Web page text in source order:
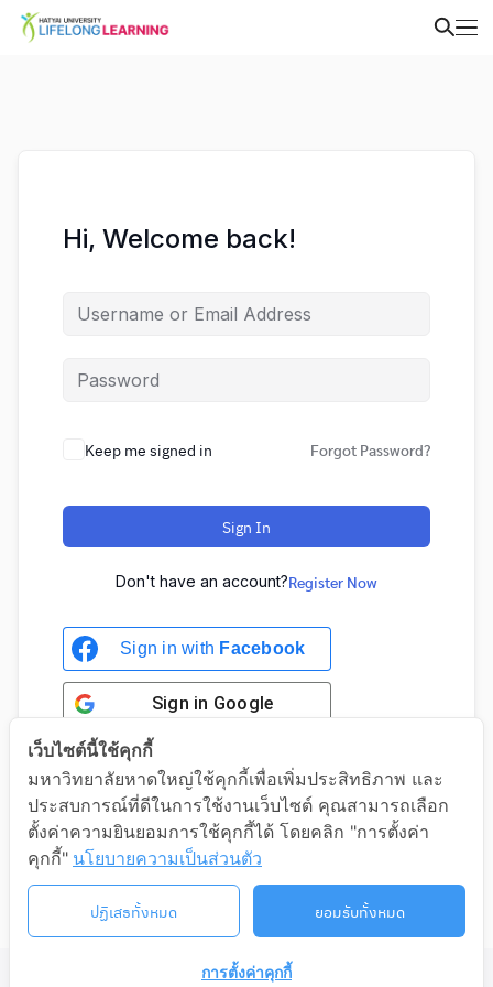
Hi, Welcome back!
Keep me signed in Forgot Password?
Sign In
Don't have an account?Register Now
Sign in with Facebook
Sign in Google
Sign in with Google
©2026 LIFELONG.HU.AC.TH. ALL RIGHTS RESERVED.
เว็บไซต์นี้ใช้คุกกี้
มหาวิทยาลัยหาดใหญ่ใช้คุกกี้เพื่อเพิ่มประสิทธิภาพ และ
ประสบการณ์ที่ดีในการใช้งานเว็บไซต์ คุณสามารถเลือก
ตั้งค่าความยินยอมการใช้คุกกี้ได้ โดยคลิก "การตั้งค่า
คุกกี้" นโยบายความเป็นส่วนตัว
ปฏิเสธทั้งหมด ยอมรับทั้งหมด
การตั้งค่าคุกกี้